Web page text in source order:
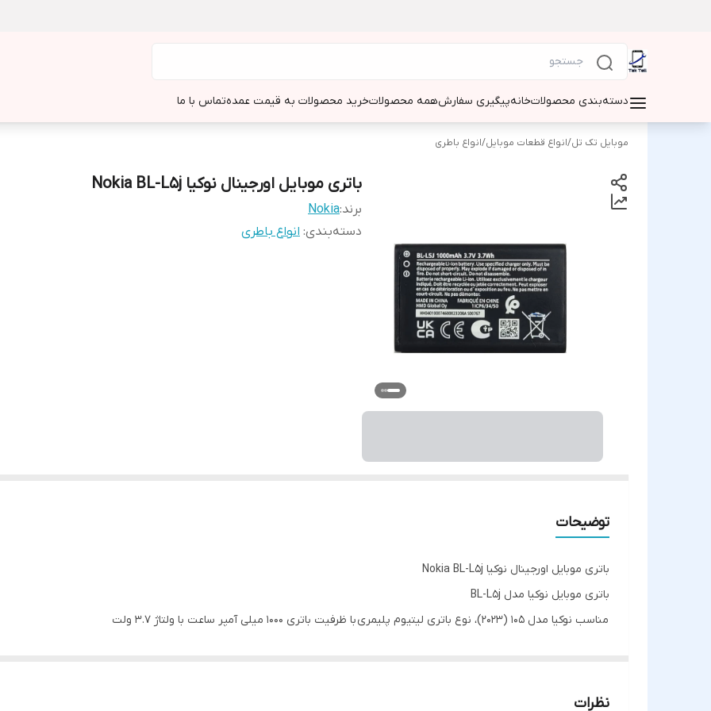
دسته‌بندی محصولاتخانهپیگیری سفارشهمه محصولاتخرید محصولات به قیمت عمدهتماس با ما
موبایل تک تل/انواع قطعات موبایل/انواع باطری
باتری موبایل اورجینال نوکیا Nokia BL-L5j
برند:Nokia
دسته‌بندی: انواع باطری
توضیحات
باتری موبایل اورجینال نوکیا Nokia BL-L5j
باتری موبایل نوکیا مدل BL-L5j
مناسب نوکیا مدل 105 (2023)، نوع باتری لیتیوم پلیمری با ظرفیت باتری 1000 میلی آمپر ساعت با ولتاژ 3.7 ولت
نظرات